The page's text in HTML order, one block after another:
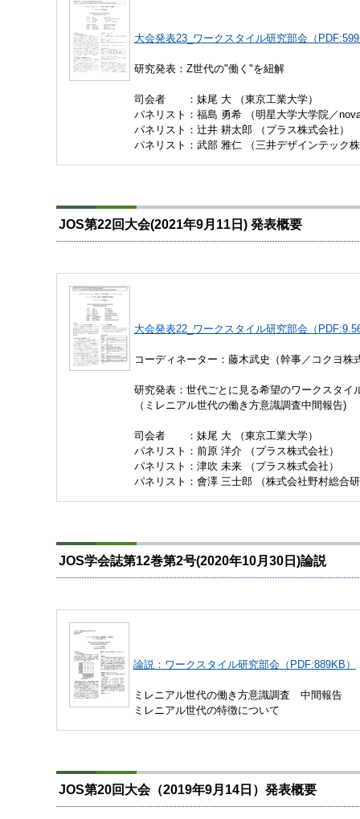
大会発表23_ワークスタイル研究部会（
研究発表：Z世代の"働く"を紐解
司会者 ：妹尾 大 （東京工業大学）
パネリスト：福島 勇希 （明星大学大学院／
パネリスト：辻井 耕太郎 （プラス株式会社）
パネリスト：武部 雅仁 （三井デザインテック
JOS第22回大会(2021年9月11日) 発表概要
大会発表22_ワークスタイル研究部会（
コーディネーター：藤木武史（幹事／コクヨ株
研究発表：世代ごとに見る希望のワークスタイ
（ミレニアル世代の働き方意識調査中間報告)
司会者 ：妹尾 大 （東京工業大学）
パネリスト：前原 洋介 （プラス株式会社）
パネリスト：津吹 未来 （プラス株式会社）
パネリスト：會澤 三士郎 （株式会社野村総合
JOS学会誌第12巻第2号(2020年10月30日)論説
論説：ワークスタイル研究部会（PDF:889KB）
ミレニアル世代の働き方意識調査 中間報告
ミレニアル世代の特徴について
JOS第20回大会（2019年9月14日）発表概要